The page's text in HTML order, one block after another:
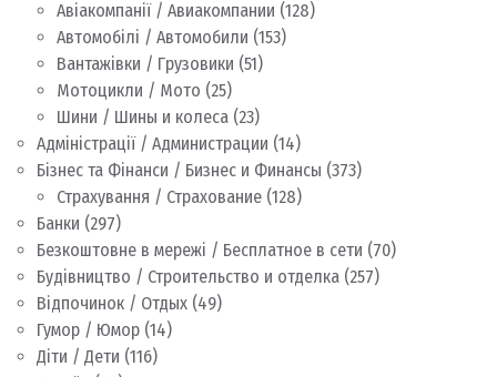
Авіакомпанії / Авиакомпании (128)
Автомобілі / Автомобили (153)
Вантажівки / Грузовики (51)
Мотоцикли / Мото (25)
Шини / Шины и колеса (23)
Адміністрації / Администрации (14)
Бізнес та Фінанси / Бизнес и Финансы (373)
Страхування / Страхование (128)
Банки (297)
Безкоштовне в мережі / Бесплатное в сети (70)
Будівництво / Строительство и отделка (257)
Відпочинок / Отдых (49)
Гумор / Юмор (14)
Діти / Дети (116)